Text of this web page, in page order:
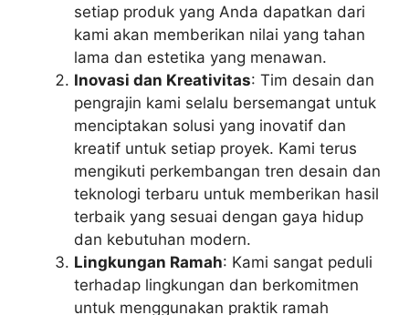
setiap produk yang Anda dapatkan dari
kami akan memberikan nilai yang tahan
lama dan estetika yang menawan.
Inovasi dan Kreativitas: Tim desain dan
pengrajin kami selalu bersemangat untuk
menciptakan solusi yang inovatif dan
kreatif untuk setiap proyek. Kami terus
mengikuti perkembangan tren desain dan
teknologi terbaru untuk memberikan hasil
terbaik yang sesuai dengan gaya hidup
dan kebutuhan modern.
Lingkungan Ramah: Kami sangat peduli
terhadap lingkungan dan berkomitmen
untuk menggunakan praktik ramah